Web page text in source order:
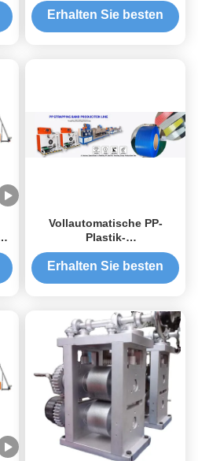
Erhalten Sie besten
Vollautomatische PP-
Plastik-
Extrusionsmaschine für
PP-Streifenrollen
Erhalten Sie besten